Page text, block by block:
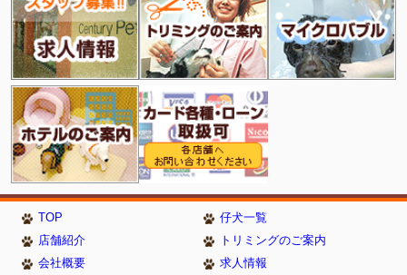
TOP
仔犬一覧
店舗紹介
トリミングのご案内
会社概要
求人情報